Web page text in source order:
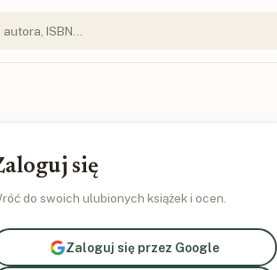
się
do swoich ulubionych książek i ocen.
Zaloguj się przez Google